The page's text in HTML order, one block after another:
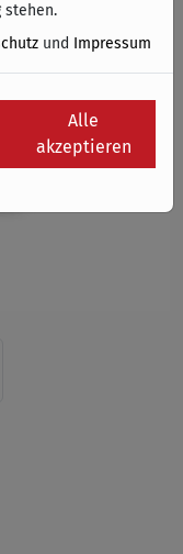
stehen.
und Impressum
Alle
akzeptieren